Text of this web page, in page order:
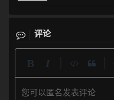
评论
您可以匿名发表评论